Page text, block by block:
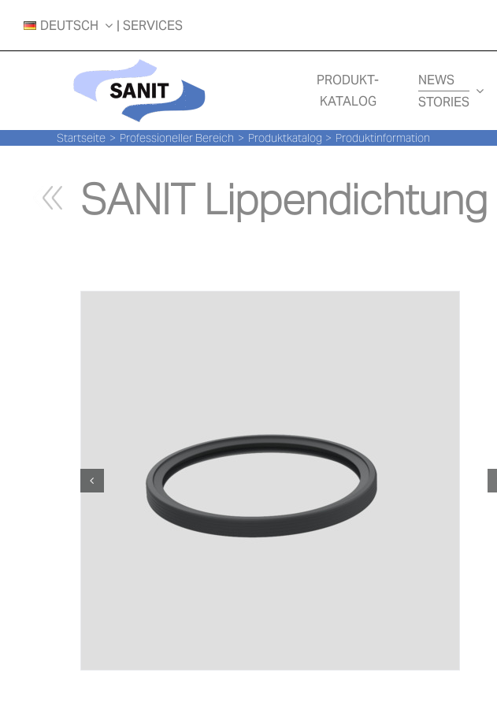
Inhalt
springen
DEUTSCH | SERVICES
PRODUKT-
KATALOG
NEWS
STORIES
Startseite Professioneller Bereich Produktkatalog Produktinformation
SANIT